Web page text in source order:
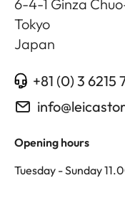
6-4-1 Ginza
Tokyo
Japan
+81 (0) 3 6215
Opening hours
Tuesday - Sunday